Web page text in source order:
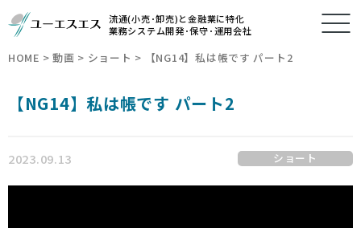
流通(小売･卸売)と金融業に特化
業務システム開発･保守･運用会社
HOME >動画 > ショート > 【NG14】私は帳です パート2
【NG14】私は帳です パート2
2023.09.13 ショート